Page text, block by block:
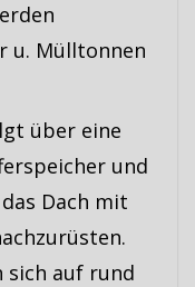
u. Mülltonnen
über eine
und
Dach mit
sich auf rund